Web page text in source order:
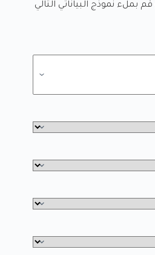
قم بملء نموذج البياناتي التالي